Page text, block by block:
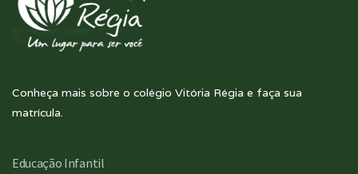
Conheça mais sobre o colégio Vitória Régia e faça sua
matrícula.
Educação Infantil